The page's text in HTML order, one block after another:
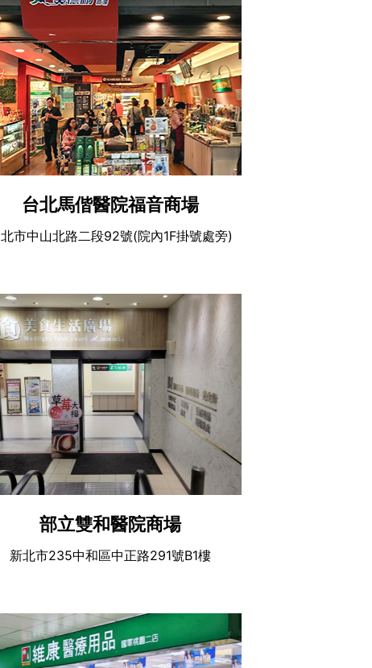
台北馬偕醫院福音商場
市中山北路二段92號(院內1F掛號處旁)
部立雙和醫院商場
新北市235中和區中正路291號B1樓